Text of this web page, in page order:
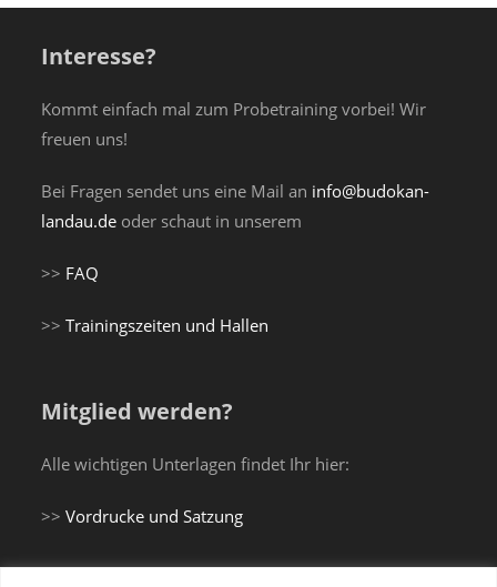
Interesse?
Kommt einfach mal zum Probetraining vorbei! Wir
freuen uns!
Bei Fragen sendet uns eine Mail an info@budokan-
landau.de oder schaut in unserem
>> FAQ
>>Trainingszeiten und Hallen
Mitglied werden?
Alle wichtigen Unterlagen findet Ihr hier:
>>Vordrucke und Satzung